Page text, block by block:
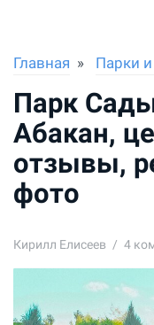
Главная Парки
Парк
Абакан,
отзывы,
фото
Кирилл Елисеев 4